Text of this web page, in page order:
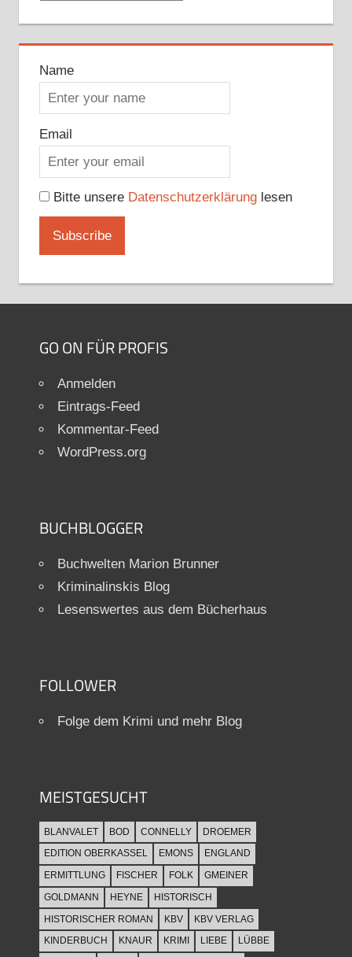
Name
Email
Bitte unsere Datenschutzerklärunglesen
GO ON FÜR PROFIS
Anmelden
Eintrags-Feed
Kommentar-Feed
WordPress.org
BUCHBLOGGER
Buchwelten Marion Brunner
Kriminalinskis Blog
Lesenswertes aus dem Bücherhaus
FOLLOWER
Folge dem Krimi und mehr Blog
MEISTGESUCHT
BLANVALET BOD CONNELLY
DROEMER
EDITION OBERKASSEL
EMONS
ENGLAND
ERMITTLUNG
FISCHER FOLK
GMEINER
GOLDMANN
HEYNE
HISTORISCH
HISTORISCHER ROMAN
KBV
KBV VERLAG
KINDERBUCH
KNAUR KRIMI LIEBE LÜBBE